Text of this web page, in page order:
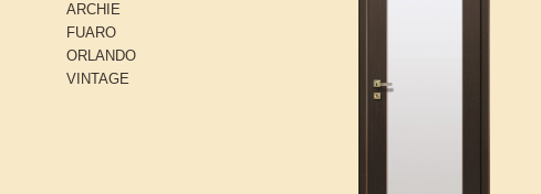
ARCHIE
FUARO
ORLANDO
VINTAGE